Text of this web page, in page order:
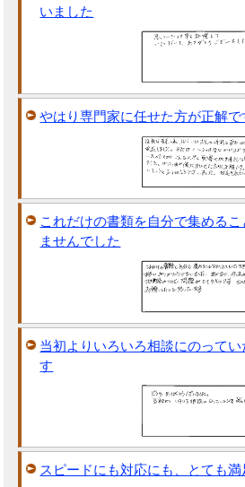
いました
やはり専門家に任せた方が正解で
これだけの書類を自分で集める
ませんでした
当初よりいろいろ相談にのって
す
スピードにも対応にも、とても